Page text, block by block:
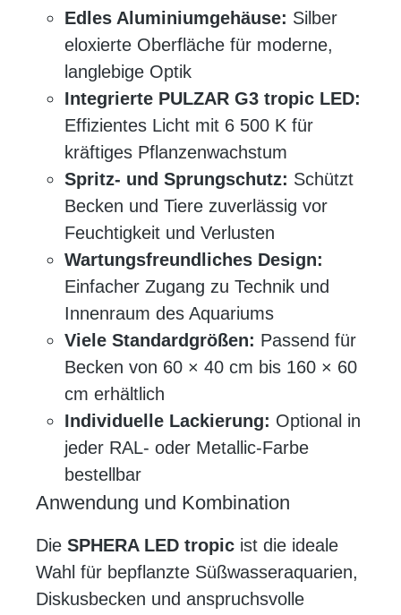
Edles Aluminiumgehäuse: Silber
eloxierte Oberfläche für moderne,
langlebige Optik
Integrierte PULZAR G3 tropic LED:
Effizientes Licht mit 6 500 K für
kräftiges Pflanzenwachstum
Spritz- und Sprungschutz: Schützt
Becken und Tiere zuverlässig vor
Feuchtigkeit und Verlusten
Wartungsfreundliches Design:
Einfacher Zugang zu Technik und
Innenraum des Aquariums
Viele Standardgrößen: Passend für
Becken von 60 × 40 cm bis 160 × 60
cm erhältlich
Individuelle Lackierung: Optional in
jeder RAL- oder Metallic-Farbe
bestellbar
Anwendung und Kombination
Die SPHERA LED tropic ist die ideale
Wahl für bepflanzte Süßwasseraquarien,
Diskusbecken und anspruchsvolle